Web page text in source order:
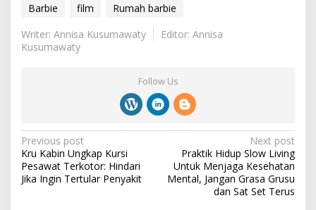
Barbie film
Rumah barbie
Writer: Annisa Kusumawaty
Editor: Annisa
Kusumawaty
Follow Us
P
o
s
Previous post
Kru Kabin Ungkap Kursi
Pesawat Terkotor: Hindari
Jika Ingin Tertular Penyakit
Next post
Praktik Hidup Slow Living
Untuk Menjaga Kesehatan
Mental, Jangan Grasa Grusu
dan Sat Set Terus